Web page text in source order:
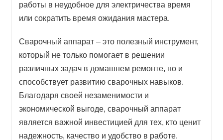
работы в неудобное для электричества время
или сократить время ожидания мастера.
Сварочный аппарат – это полезный инструмент,
который не только помогает в решении
различных задач в домашнем ремонте, но и
способствует развитию сварочных навыков.
Благодаря своей незаменимости и
экономической выгоде, сварочный аппарат
является важной инвестицией для тех, кто ценит
надежность, качество и удобство в работе.